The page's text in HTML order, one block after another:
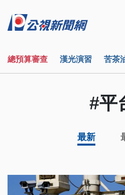
總預算審查 漢光演習 苦茶
#平
最新